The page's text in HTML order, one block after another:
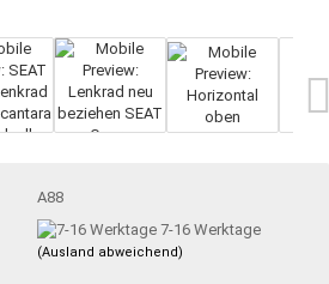
A88
7-16 Werktage
(Ausland abweichend)